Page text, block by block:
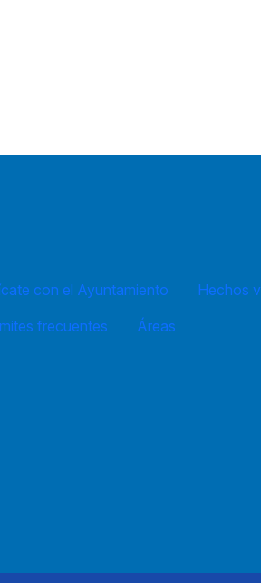
con el Ayuntamiento
Hechos
frecuentes Áreas